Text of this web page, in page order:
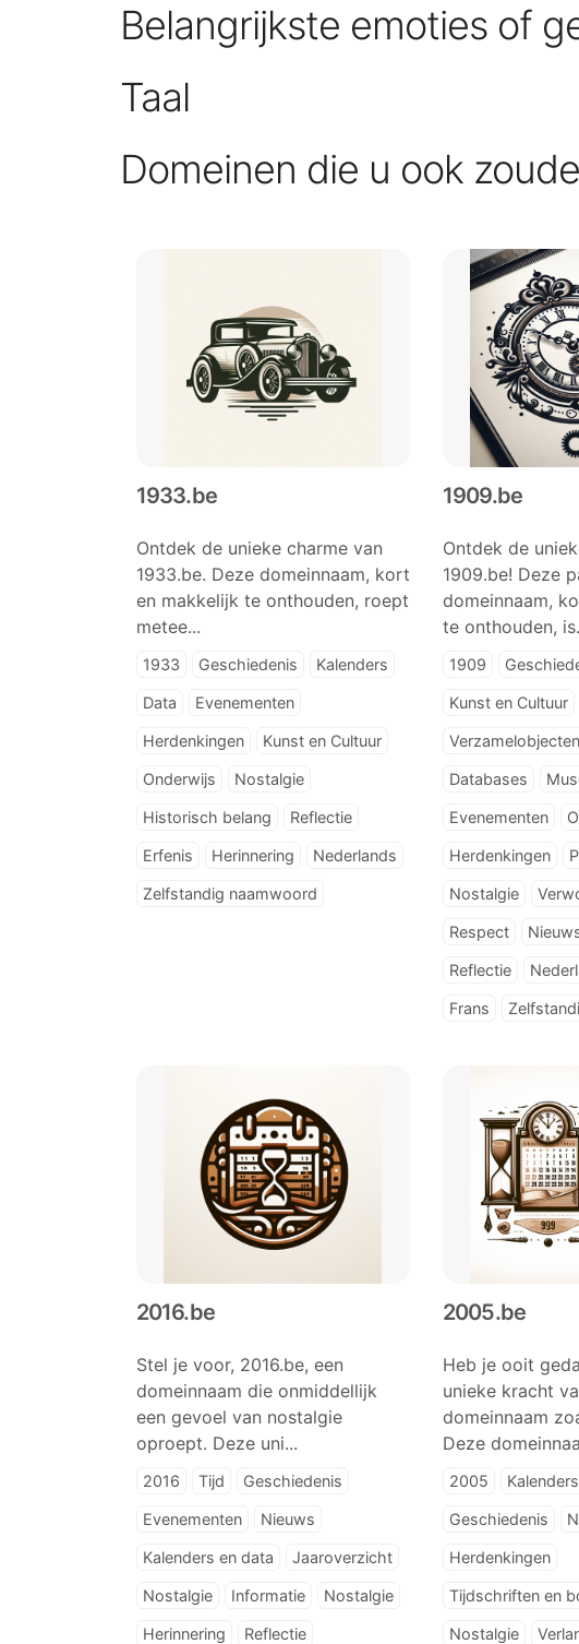
Belangrijkste emoties of
Taal
Domeinen die u ook
1933.be
Ontdek de unieke charme van
1933.be. Deze domeinnaam, kort
en makkelijk te onthouden, roept
metee...
1933 Geschiedenis Kalenders
Data Evenementen
Herdenkingen Kunst en Cultuur
Onderwijs Nostalgie
Historisch belang Reflectie
Erfenis Herinnering Nederlands
Zelfstandig naamwoord
1909.be
Ontdek de
1909.be! Deze
domeinnaam,
te onthouden,
1909
Kunst en Cultuur
Verzamelobjecten
Databases
Evenementen
Herdenkingen
Nostalgie
Respect
Reflectie
Frans
2016.be
Stel je voor, 2016.be, een
domeinnaam die onmiddellijk
een gevoel van nostalgie
oproept. Deze uni...
2016 Tijd Geschiedenis
Evenementen Nieuws
Kalenders en data Jaaroverzicht
Nostalgie Informatie Nostalgie
Herinnering Reflectie
2005.be
Heb je ooit
unieke kracht
domeinnaam
Deze
2005
Geschiedenis
Herdenkingen
Tijdschriften en
Nostalgie